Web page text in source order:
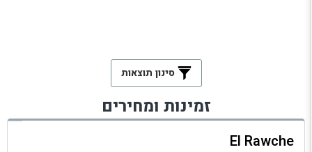
סינון תוצאות
זמינות ומחירים
El Rawche